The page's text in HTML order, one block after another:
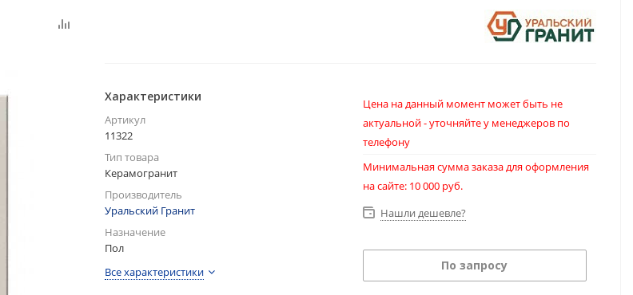
Характеристики
Артикул
11322
Тип товара
Керамогранит
Производитель
Уральский Гранит
Назначение
Пол
Все характеристики
Цена на данный момент может быть не
актуальной - уточняйте у менеджеров по
телефону
Минимальная сумма заказа для оформления
на сайте: 10 000 руб.
Нашли дешевле?
По запросу